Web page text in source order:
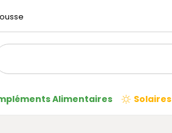
Alimentaires Solaires